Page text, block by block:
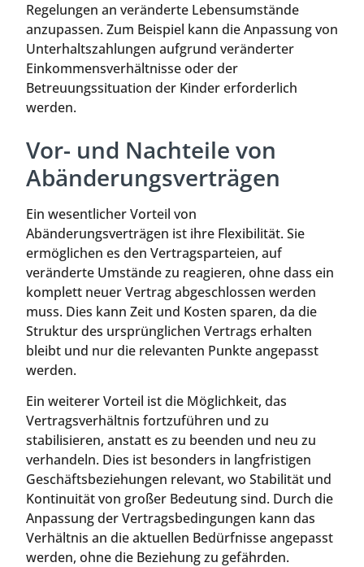
Regelungen an veränderte Lebensumstände
anzupassen. Zum Beispiel kann die Anpassung von
Unterhaltszahlungen aufgrund veränderter
Einkommensverhältnisse oder der
Betreuungssituation der Kinder erforderlich
werden.
Vor- und Nachteile von
Abänderungsverträgen
Ein wesentlicher Vorteil von
Abänderungsverträgen ist ihre Flexibilität. Sie
ermöglichen es den Vertragsparteien, auf
veränderte Umstände zu reagieren, ohne dass ein
komplett neuer Vertrag abgeschlossen werden
muss. Dies kann Zeit und Kosten sparen, da die
Struktur des ursprünglichen Vertrags erhalten
bleibt und nur die relevanten Punkte angepasst
werden.
Ein weiterer Vorteil ist die Möglichkeit, das
Vertragsverhältnis fortzuführen und zu
stabilisieren, anstatt es zu beenden und neu zu
verhandeln. Dies ist besonders in langfristigen
Geschäftsbeziehungen relevant, wo Stabilität und
Kontinuität von großer Bedeutung sind. Durch die
Anpassung der Vertragsbedingungen kann das
Verhältnis an die aktuellen Bedürfnisse angepasst
werden, ohne die Beziehung zu gefährden.